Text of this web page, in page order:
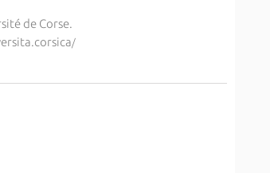
de Corse.
/